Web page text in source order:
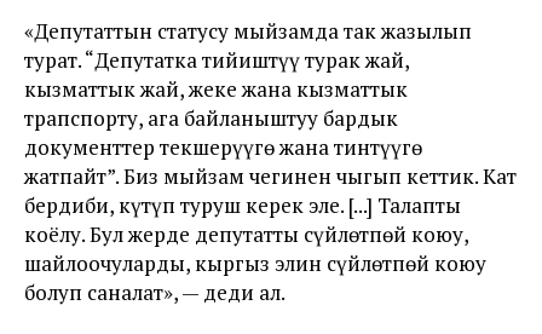
«Депутаттын статусу мыйзамда так жазылып
турат. “Депутатка тийиштүү турак жай,
кызматтык жай, жеке жана кызматтык
трапспорту, ага байланыштуу бардык
документтер текшерүүгө жана тинтүүгө
жатпайт”. Биз мыйзам чегинен чыгып кеттик. Кат
бердиби, күтүп туруш керек эле. [...] Талапты
коёлу. Бул жерде депутатты сүйлөтпөй коюу,
шайлоочуларды, кыргыз элин сүйлөтпөй коюу
болуп саналат», — деди ал.